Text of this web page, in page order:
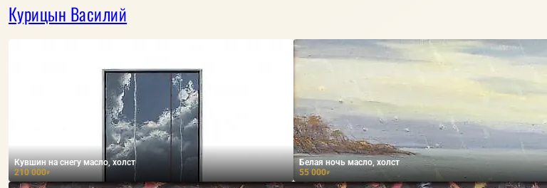
Курицын Василий
Кувшин на снегу масло, холст
210 000₽
Белая ночь масло, холст
55 000₽